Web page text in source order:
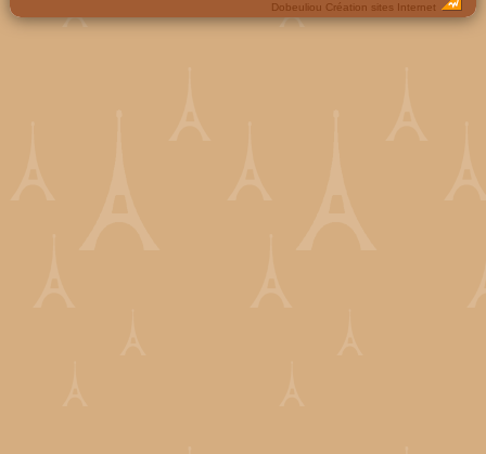
Dobeuliou Création sites Internet